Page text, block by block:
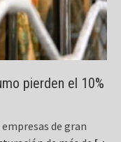
pierden el 10%
de gran